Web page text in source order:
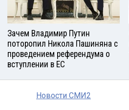
Зачем Владимир Путин
поторопил Никола Пашиняна с
проведением референдума о
вступлении в ЕС
Новости СМИ2